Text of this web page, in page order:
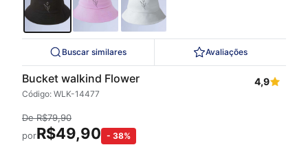
Buscar similares Avaliações
Bucket walkind Flower
Código: WLK-14477
4,9
DeR$79,90
porR$49,90 - 38%